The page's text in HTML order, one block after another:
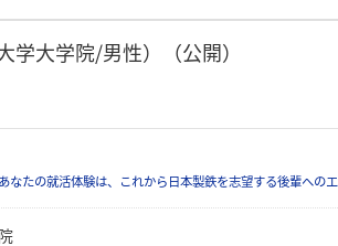
[27卒] 本選考体験記投稿キャン
みんなのDX企業就職ブランド調査
大学院/男性）（公開）
たの就活体験は、これから日本製鉄を志望する後輩への